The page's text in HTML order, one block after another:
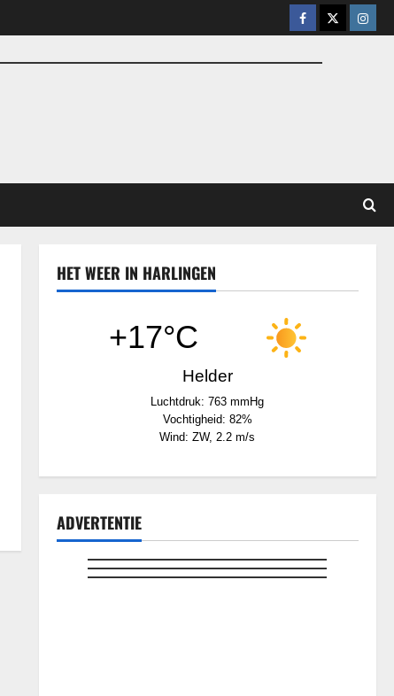
Facebook
X
HET WEER IN HARLINGEN
+17°C
Helder
Luchtdruk: 763 mmHg
Vochtigheid: 82%
Wind: ZW, 2.2 m/s
ADVERTENTIE